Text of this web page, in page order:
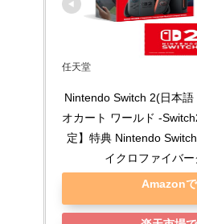
任天堂
Nintendo Switch 2(日本語
オカート ワールド -
定】特典 Nintendo
イクロファイバ
Amazon